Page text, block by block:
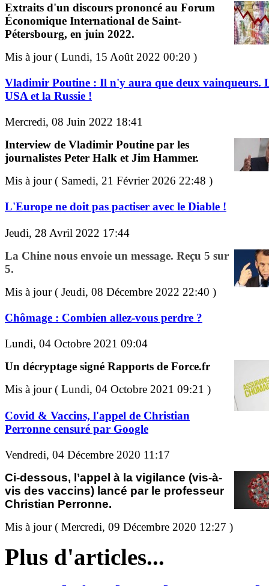
Extraits d'un discours prononcé au Forum
Économique International de Saint-
Pétersbourg, en juin 2022.
Mis à jour ( Lundi, 15 Août 2022 00:20 )
Vladimir Poutine : Il n'y aura que deux vainqueurs.
USA et la Russie !
Mercredi, 08 Juin 2022 18:41
Interview de Vladimir Poutine par les
journalistes Peter Halk et Jim Hammer.
Mis à jour ( Samedi, 21 Février 2026 22:48 )
L'Europe ne doit pas pactiser avec le Diable !
Jeudi, 28 Avril 2022 17:44
La Chine nous envoie un message. Reçu 5 sur
5.
Mis à jour ( Jeudi, 08 Décembre 2022 22:40 )
Chômage : Combien allez-vous perdre ?
Lundi, 04 Octobre 2021 09:04
Un décryptage signé Rapports de Force.fr
Mis à jour ( Lundi, 04 Octobre 2021 09:21 )
Covid & Vaccins, l'appel de Christian
Perronne censuré par Google
Vendredi, 04 Décembre 2020 11:17
Ci-dessous, l’appel à la vigilance (vis-à-
vis des vaccins) lancé par le professeur
Christian Perronne.
Mis à jour ( Mercredi, 09 Décembre 2020 12:27 )
Plus d'articles...